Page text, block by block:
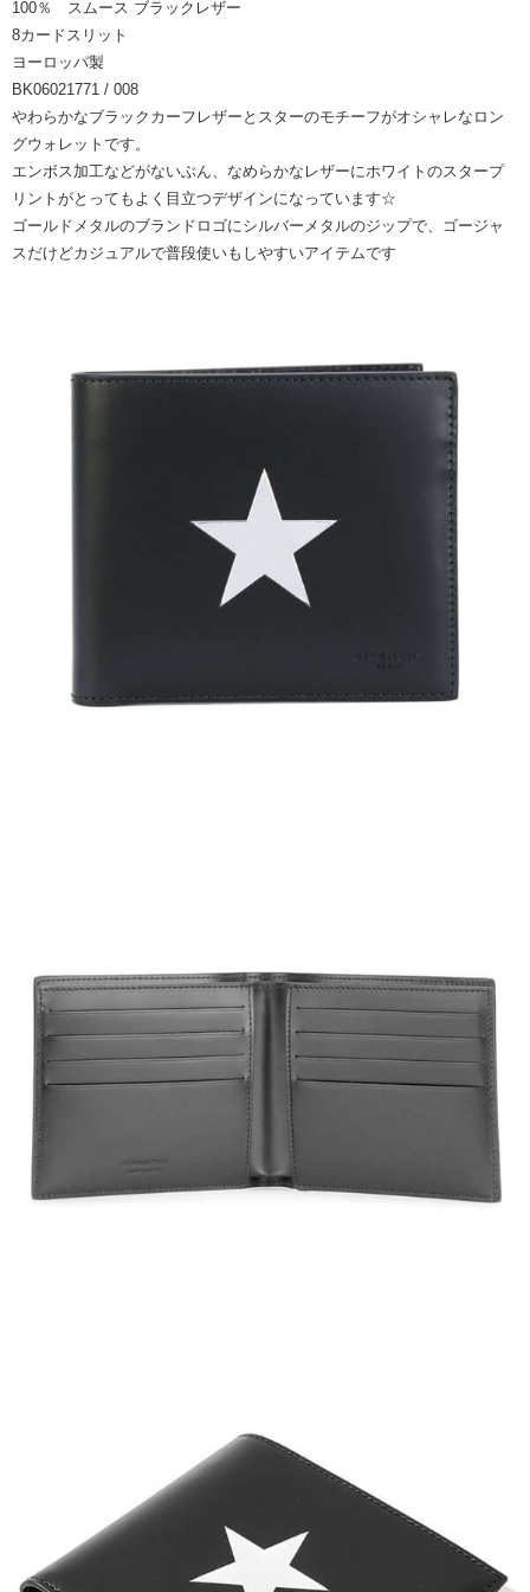
100％ スムース ブラックレザー
8カードスリット
ヨーロッパ製
BK06021771 / 008
やわらかなブラックカーフレザーとスターのモチーフがオシャレなロン
グウォレットです。
エンボス加工などがないぶん、なめらかなレザーにホワイトのスタープ
リントがとってもよく目立つデザインになっています☆
ゴールドメタルのブランドロゴにシルバーメタルのジップで、ゴージャ
スだけどカジュアルで普段使いもしやすいアイテムです